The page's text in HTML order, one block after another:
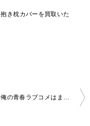
き枕カバーを買取いた